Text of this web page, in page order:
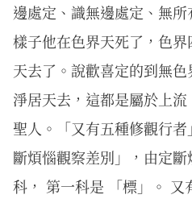
邊處定、識無邊處定、無
樣子他在色界天死了，色
天去了。說歡喜定的到無
淨居天去，這都是屬於上
聖人。「又有五種修觀行
斷煩惱觀察差別」，由定
科， 第一科是 「標」。 又